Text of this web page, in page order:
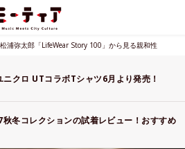
浦弥太郎「LifeWear Story 100」から見る親和性
ニクロ UTコラボTシャツ6月より発売！
冬コレクションの試着レビュー！おすすめ